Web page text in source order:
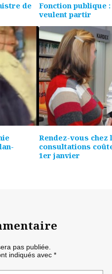
de
Fonction publique
veulent partir
Rendez-vous chez
consultations
1er janvier
pas publiée.
indiqués avec *